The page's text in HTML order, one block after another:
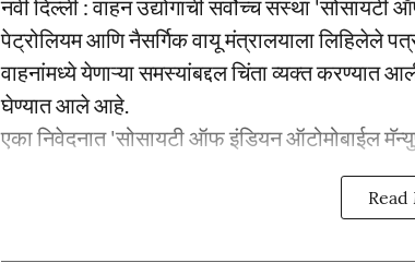
नवी दिल्ली : वाहन उद्योगाची सर्वोच्च संस्था
पेट्रोलियम आणि नैसर्गिक वायू मंत्रालयाला लिहिलेले
वाहनांमध्ये येणाऱ्या समस्यांबद्दल चिंता व्यक्त करण्यात
घेण्यात आले आहे.
एका निवेदनात 'सोसायटी ऑफ इंडियन ऑटोमोबाईल